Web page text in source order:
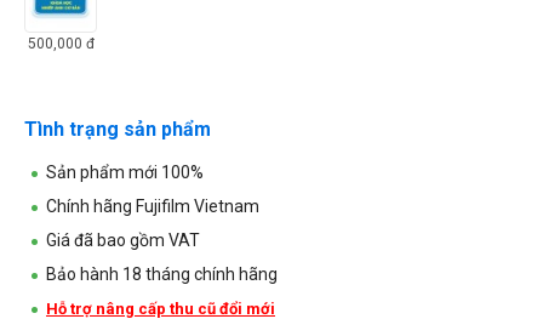
500,000 đ
Tình trạng sản phẩm
Sản phẩm mới 100%
Chính hãng Fujifilm Vietnam
Giá đã bao gồm VAT
Bảo hành 18 tháng chính hãng
Hỗ trợ nâng cấp thu cũ đổi mới